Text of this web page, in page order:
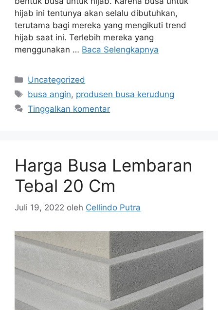
hijab ini tentunya akan selalu dibutuhkan,
terutama bagi mereka yang mengikuti trend
hijab saat ini. Terlebih mereka yang
menggunakan … Baca Selengkapnya
Kategori
Uncategorized
Tag
busa angin, produsen busa kerudung
Tinggalkan komentar
Harga Busa Lembaran
Tebal 20 Cm
Juli 19, 2022 oleh Cellindo Putra